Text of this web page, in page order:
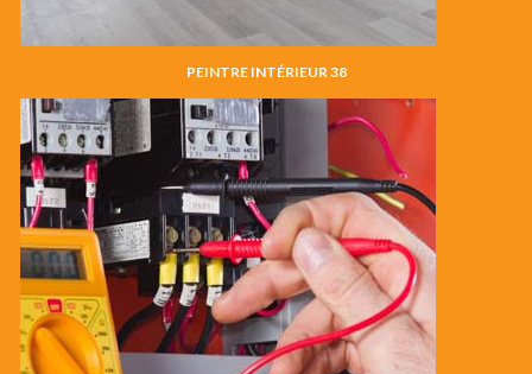
PEINTRE INTÉRIEUR 38